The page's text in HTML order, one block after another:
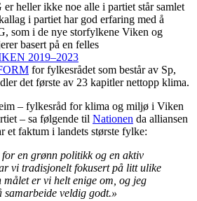
heller ikke noe alle i partiet står samlet
i partiet har god erfaring med å
som i de nye storfylkene Viken og
basert på en felles
2019–2023
for fylkesrådet som består av Sp,
det første av 23 kapitler nettopp klima.
– fylkesråd for klima og miljø i Viken
– sa følgende til Nationen da alliansen
et faktum i landets største fylke:
for en grønn politikk og en aktiv
vi tradisjonelt fokusert på litt ulike
er vi helt enige om, og jeg
veldig godt.»